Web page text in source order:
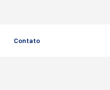
Contato